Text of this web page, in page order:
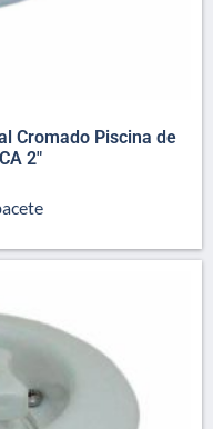
Cromado Piscina de
2″